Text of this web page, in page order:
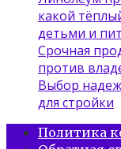
какой
детьми и
Срочная
против
Выбор
для стройки
Политика